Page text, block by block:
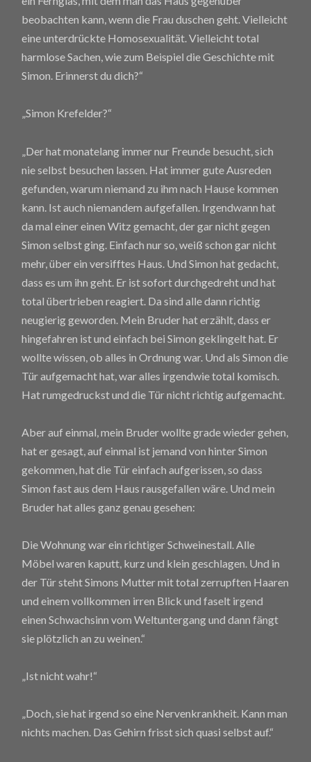
beobachten kann, wenn die Frau duschen geht. Vielleicht
eine unterdrückte Homosexualität. Vielleicht total
harmlose Sachen, wie zum Beispiel die Geschichte mit
Simon. Erinnerst du dich?“
„Simon Krefelder?“
„Der hat monatelang immer nur Freunde besucht, sich
nie selbst besuchen lassen. Hat immer gute Ausreden
gefunden, warum niemand zu ihm nach Hause kommen
kann. Ist auch niemandem aufgefallen. Irgendwann hat
da mal einer einen Witz gemacht, der gar nicht gegen
Simon selbst ging. Einfach nur so, weiß schon gar nicht
mehr, über ein versifftes Haus. Und Simon hat gedacht,
dass es um ihn geht. Er ist sofort durchgedreht und hat
total übertrieben reagiert. Da sind alle dann richtig
neugierig geworden. Mein Bruder hat erzählt, dass er
hingefahren ist und einfach bei Simon geklingelt hat. Er
wollte wissen, ob alles in Ordnung war. Und als Simon die
Tür aufgemacht hat, war alles irgendwie total komisch.
Hat rumgedruckst und die Tür nicht richtig aufgemacht.
Aber auf einmal, mein Bruder wollte grade wieder gehen,
hat er gesagt, auf einmal ist jemand von hinter Simon
gekommen, hat die Tür einfach aufgerissen, so dass
Simon fast aus dem Haus rausgefallen wäre. Und mein
Bruder hat alles ganz genau gesehen:
Die Wohnung war ein richtiger Schweinestall. Alle
Möbel waren kaputt, kurz und klein geschlagen. Und in
der Tür steht Simons Mutter mit total zerrupften Haaren
und einem vollkommen irren Blick und faselt irgend
einen Schwachsinn vom Weltuntergang und dann fängt
sie plötzlich an zu weinen.“
„Ist nicht wahr!“
„Doch, sie hat irgend so eine Nervenkrankheit. Kann man
nichts machen. Das Gehirn frisst sich quasi selbst auf.“